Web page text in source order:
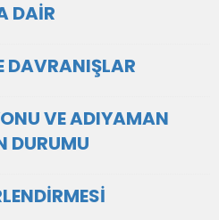
DAİR
DAVRANIŞLAR
VE ADIYAMAN
DURUMU